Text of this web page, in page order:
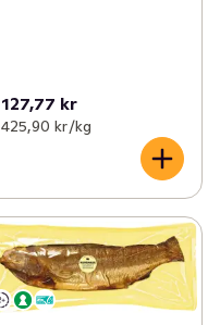
127,77 kr
425,90 kr /kg